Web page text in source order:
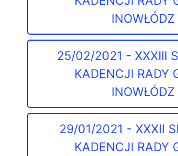
INOWŁÓDZ
25/02/2021 - XXXIII
KADENCJI RADY
INOWŁÓDZ
29/01/2021 - XXXII
KADENCJI RADY